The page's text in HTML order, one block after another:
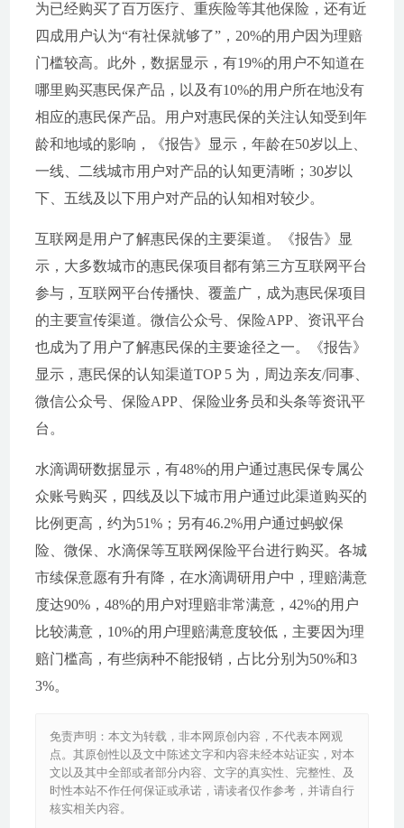
为已经购买了百万医疗、重疾险等其他保险，还有近
四成用户认为“有社保就够了”，20%的用户因为理赔
门槛较高。此外，数据显示，有19%的用户不知道在
哪里购买惠民保产品，以及有10%的用户所在地没有
相应的惠民保产品。用户对惠民保的关注认知受到年
龄和地域的影响，《报告》显示，年龄在50岁以上、
一线、二线城市用户对产品的认知更清晰；30岁以
下、五线及以下用户对产品的认知相对较少。
互联网是用户了解惠民保的主要渠道。《报告》显
示，大多数城市的惠民保项目都有第三方互联网平台
参与，互联网平台传播快、覆盖广，成为惠民保项目
的主要宣传渠道。微信公众号、保险APP、资讯平台
也成为了用户了解惠民保的主要途径之一。《报告》
显示，惠民保的认知渠道TOP 5 为，周边亲友/同事、
微信公众号、保险APP、保险业务员和头条等资讯平
台。
水滴调研数据显示，有48%的用户通过惠民保专属公
众账号购买，四线及以下城市用户通过此渠道购买的
比例更高，约为51%；另有46.2%用户通过蚂蚁保
险、微保、水滴保等互联网保险平台进行购买。各城
市续保意愿有升有降，在水滴调研用户中，理赔满意
度达90%，48%的用户对理赔非常满意，42%的用户
比较满意，10%的用户理赔满意度较低，主要因为理
赔门槛高，有些病种不能报销，占比分别为50%和3
3%。
免责声明：本文为转载，非本网原创内容，不代表本网观
点。其原创性以及文中陈述文字和内容未经本站证实，对本
文以及其中全部或者部分内容、文字的真实性、完整性、及
时性本站不作任何保证或承诺，请读者仅作参考，并请自行
核实相关内容。